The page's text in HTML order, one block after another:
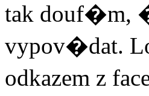
tak douf�m,
vypov�dat.
odkazem z